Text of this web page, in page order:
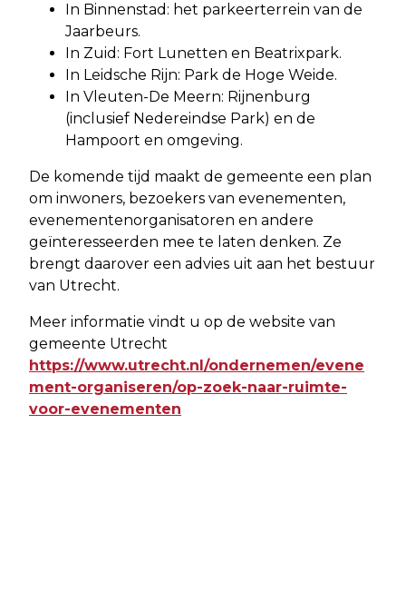
In Binnenstad: het parkeerterrein van de
Jaarbeurs.
In Zuid: Fort Lunetten en Beatrixpark.
In Leidsche Rijn: Park de Hoge Weide.
In Vleuten-De Meern: Rijnenburg
(inclusief Nedereindse Park) en de
Hampoort en omgeving.
De komende tijd maakt de gemeente een plan
om inwoners, bezoekers van evenementen,
evenementenorganisatoren en andere
geïnteresseerden mee te laten denken. Ze
brengt daarover een advies uit aan het bestuur
van Utrecht.
Meer informatie vindt u op de website van
gemeente Utrecht
https://www.utrecht.nl/ondernemen/evene
ment-organiseren/op-zoek-naar-ruimte-
voor-evenementen